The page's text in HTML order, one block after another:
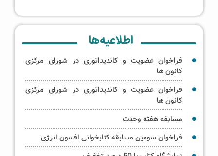
اطلاعیه‌ها
فراخوان عضویت و کاندیداتوری در شورای مرکزی
کانون ها
فراخوان عضویت و کاندیداتوری در شورای مرکزی
کانون ها
مسابفه هفته وحدت
فراخوان سومین مسابقه کتابخوانی افسون انرژی